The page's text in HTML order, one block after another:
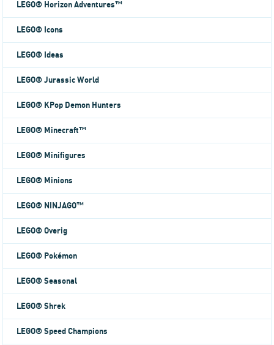
LEGO® Horizon Adventures™
LEGO® Icons
LEGO® Ideas
LEGO® Jurassic World
LEGO® KPop Demon Hunters
LEGO® Minecraft™
LEGO® Minifigures
LEGO® Minions
LEGO® NINJAGO™
LEGO® Overig
LEGO® Pokémon
LEGO® Seasonal
LEGO® Shrek
LEGO® Speed Champions